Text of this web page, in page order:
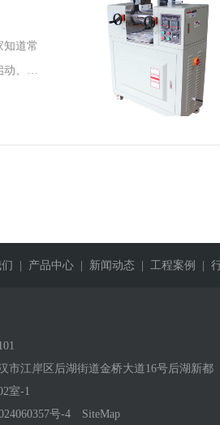
知道常
动、主
| 产品中心| 新闻动态| 工程案例 |
江岸区后湖街道金桥大道16号后湖新都
室-1
号-4 SiteMap